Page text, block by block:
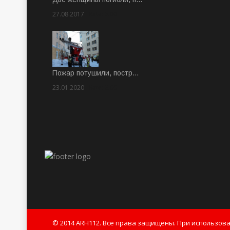
27.08.2017
Пожар потушили, постр…
23.01.2020
© 2014 ARH112. Все права защищены. При